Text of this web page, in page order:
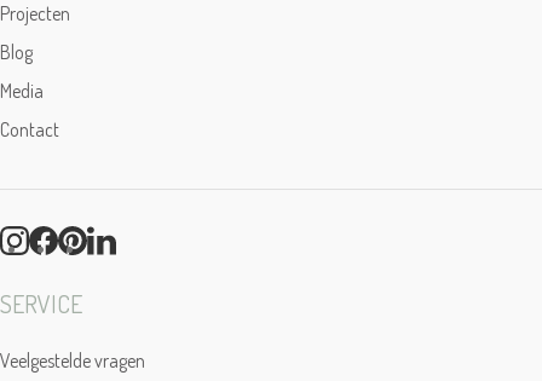
Projecten
Blog
Media
Contact
SERVICE
Veelgestelde vragen